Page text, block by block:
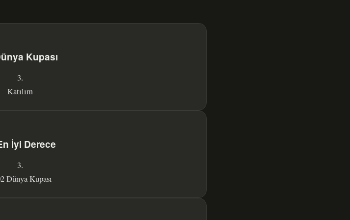
Kupası
3.
Katılım
İyi Derece
3.
Dünya Kupası